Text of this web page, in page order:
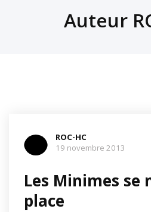
Auteur
ROC-HC
19 novembre 2013
Les Minimes se
place